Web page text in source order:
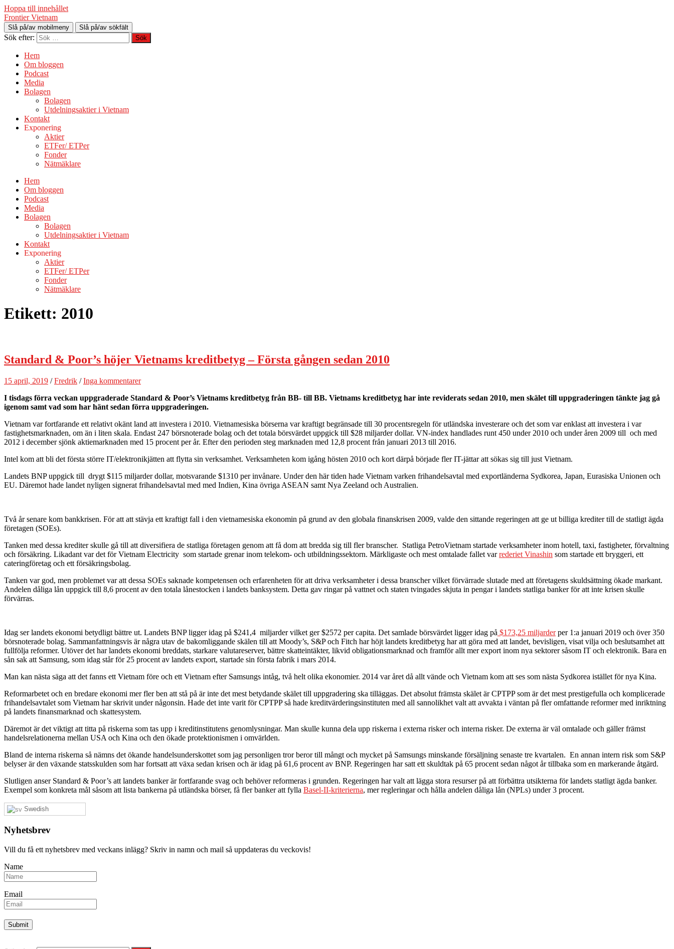
Hoppa till innehållet
Frontier Vietnam
Slå på/av mobilmeny Slå på/av sökfält
Sök efter:
Hem
Om bloggen
Podcast
Media
Bolagen
Bolagen
Utdelningsaktier i Vietnam
Kontakt
Exponering
Aktier
ETFer/ ETPer
Fonder
Nätmäklare
Hem
Om bloggen
Podcast
Media
Bolagen
Bolagen
Utdelningsaktier i Vietnam
Kontakt
Exponering
Aktier
ETFer/ ETPer
Fonder
Nätmäklare
Etikett: 2010
Standard & Poor’s höjer Vietnams kreditbetyg – Första gången sedan 2010
15 april, 2019 /Fredrik /Inga kommentarer
I tisdags förra veckan uppgraderade Standard & Poor’s Vietnams kreditbetyg från BB- till BB. Vietnams kreditbetyg har inte reviderats sedan 2010, men skälet till uppgraderingen tänkte jag gå
igenom samt vad som har hänt sedan förra uppgraderingen.
Vietnam var fortfarande ett relativt okänt land att investera i 2010. Vietnamesiska börserna var kraftigt begränsade till 30 procentsregeln för utländska investerare och det som var enklast att investera i var
fastighetsmarknaden, om än i liten skala. Endast 247 börsnoterade bolag och det totala börsvärdet uppgick till $28 miljarder dollar. VN-index handlades runt 450 under 2010 och under åren 2009 till och med
2012 i december sjönk aktiemarknaden med 15 procent per år. Efter den perioden steg marknaden med 12,8 procent från januari 2013 till 2016.
Intel kom att bli det första större IT/elektronikjätten att flytta sin verksamhet. Verksamheten kom igång hösten 2010 och kort därpå började fler IT-jättar att sökas sig till just Vietnam.
Landets BNP uppgick till drygt $115 miljarder dollar, motsvarande $1310 per invånare. Under den här tiden hade Vietnam varken frihandelsavtal med exportländerna Sydkorea, Japan, Eurasiska Unionen och
EU. Däremot hade landet nyligen signerat frihandelsavtal med med Indien, Kina övriga ASEAN samt Nya Zeeland och Australien.
Två år senare kom bankkrisen. För att att stävja ett kraftigt fall i den vietnamesiska ekonomin på grund av den globala finanskrisen 2009, valde den sittande regeringen att ge ut billiga krediter till de statligt ägda
företagen (SOEs).
Tanken med dessa krediter skulle gå till att diversifiera de statliga företagen genom att få dom att bredda sig till fler branscher. Statliga PetroVietnam startade verksamheter inom hotell, taxi, fastigheter, förvaltning
och försäkring. Likadant var det för Vietnam Electricity som startade grenar inom telekom- och utbildningssektorn. Märkligaste och mest omtalade fallet varrederiet Vinashin som startade ett bryggeri, ett
cateringföretag och ett försäkringsbolag.
Tanken var god, men problemet var att dessa SOEs saknade kompetensen och erfarenheten för att driva verksamheter i dessa branscher vilket förvärrade slutade med att företagens skuldsättning ökade markant.
Andelen dåliga lån uppgick till 8,6 procent av den totala lånestocken i landets banksystem. Detta gav ringar på vattnet och staten tvingades skjuta in pengar i landets statliga banker för att inte krisen skulle
förvärras.
Idag ser landets ekonomi betydligt bättre ut. Landets BNP ligger idag på $241,4 miljarder vilket ger $2572 per capita. Det samlade börsvärdet ligger idag på $173,25 miljarderper 1:a januari 2019 och över 350
börsnoterade bolag. Sammanfattningsvis är några utav de bakomliggande skälen till att Moody’s, S&P och Fitch har höjt landets kreditbetyg har att göra med att landet, bevisligen, visat vilja och beslutsamhet att
fullfölja reformer. Utöver det har landets ekonomi breddats, starkare valutareserver, bättre skatteintäkter, likvid obligationsmarknad och framför allt mer export inom nya sektorer såsom IT och elektronik. Bara en
sån sak att Samsung, som idag står för 25 procent av landets export, startade sin första fabrik i mars 2014.
Man kan nästa säga att det fanns ett Vietnam före och ett Vietnam efter Samsungs intåg, två helt olika ekonomier. 2014 var året då allt vände och Vietnam kom att ses som nästa Sydkorea istället för nya Kina.
Reformarbetet och en bredare ekonomi mer fler ben att stå på är inte det mest betydande skälet till uppgradering ska tilläggas. Det absolut främsta skälet är CPTPP som är det mest prestigefulla och komplicerade
frihandelsavtalet som Vietnam har skrivit under någonsin. Hade det inte varit för CPTPP så hade kreditvärderingsinstituten med all sannolikhet valt att avvakta i väntan på fler omfattande reformer med inriktning
på landets finansmarknad och skattesystem.
Däremot är det viktigt att titta på riskerna som tas upp i kreditinstitutens genomlysningar. Man skulle kunna dela upp riskerna i externa risker och interna risker. De externa är väl omtalade och gäller främst
handelsrelationerna mellan USA och Kina och den ökade protektionismen i omvärlden.
Bland de interna riskerna så nämns det ökande handelsunderskottet som jag personligen tror beror till mångt och mycket på Samsungs minskande försäljning senaste tre kvartalen. En annan intern risk som S&P
belyser är den växande statsskulden som har fortsatt att växa sedan krisen och är idag på 61,6 procent av BNP. Regeringen har satt ett skuldtak på 65 procent sedan något år tillbaka som en markerande åtgärd.
Slutligen anser Standard & Poor’s att landets banker är fortfarande svag och behöver reformeras i grunden. Regeringen har valt att lägga stora resurser på att förbättra utsikterna för landets statligt ägda banker.
Exempel som konkreta mål såsom att lista bankerna på utländska börser, få fler banker att fylla Basel-II-kriterierna, mer regleringar och hålla andelen dåliga lån (NPLs) under 3 procent.
Swedish
Nyhetsbrev
Vill du få ett nyhetsbrev med veckans inlägg? Skriv in namn och mail så uppdateras du veckovis!
Name
Email